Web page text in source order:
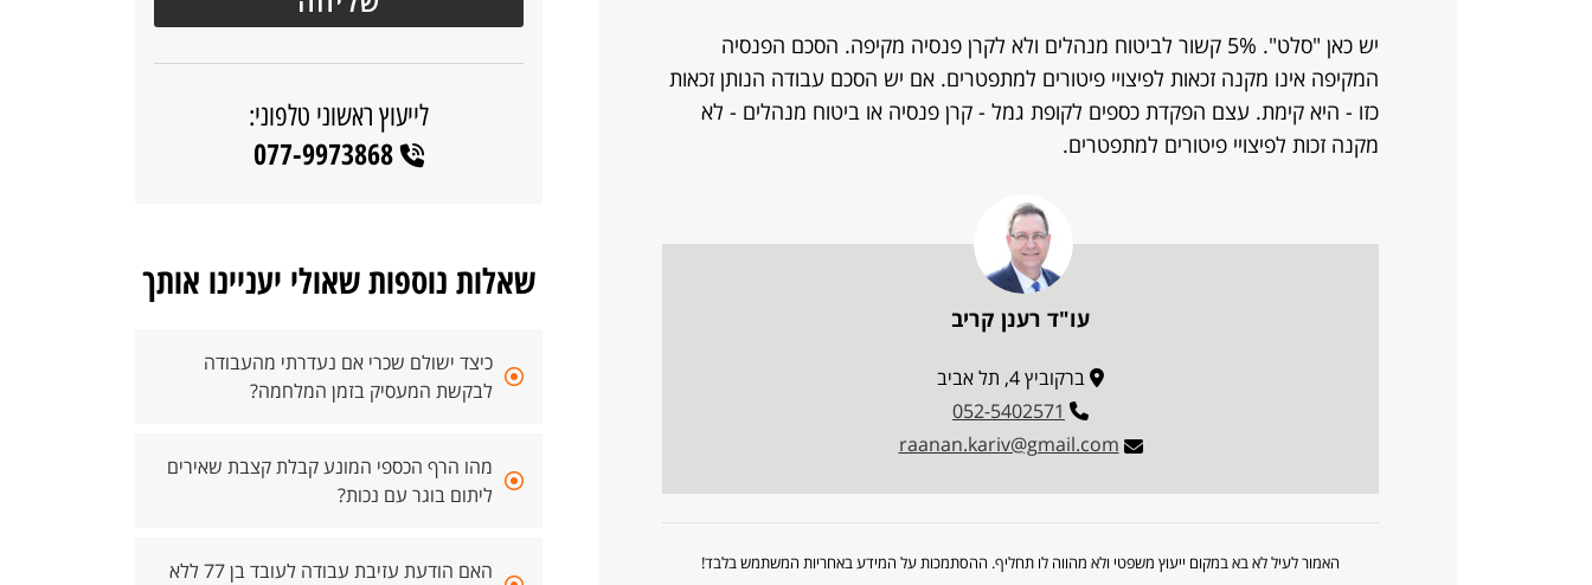
יש כאן "סלט". 5% קשור לביטוח מנהלים ולא לקרן פנסיה מקיפה. הסכם הפנסיה
המקיפה אינו מקנה זכאות לפיצויי פיטורים למתפטרים. אם יש הסכם עבודה הנותן זכאות
כזו - היא קימת. עצם הפקדת כספים לקופת גמל - קרן פנסיה או ביטוח מנהלים - לא
מקנה זכות לפיצויי פיטורים למתפטרים.
עו"ד רענן קריב
ברקוביץ 4, תל אביב
052-5402571
raanan.kariv@gmail.com
האמור לעיל לא בא במקום ייעוץ משפטי ולא מהווה לו תחליף. ההסתמכות על המידע באחריות המשתמש בלבד!
לייעוץ ראשוני טלפוני:
077-9973868
שאלות נוספות שאולי יעניינו אותך
כיצד ישולם שכרי אם נעדרתי מהעבודה
לבקשת המעסיק בזמן המלחמה?
מהו הרף הכספי המונע קבלת קצבת שאירים
ליתום בוגר עם נכות?
האם הודעת עזיבת עבודה לעובד בן 77 ללא